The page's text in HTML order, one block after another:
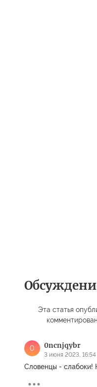
Эта статья
0 0ncnjqybr
3 июня 2023, 16:54
Словенцы - слабоки!